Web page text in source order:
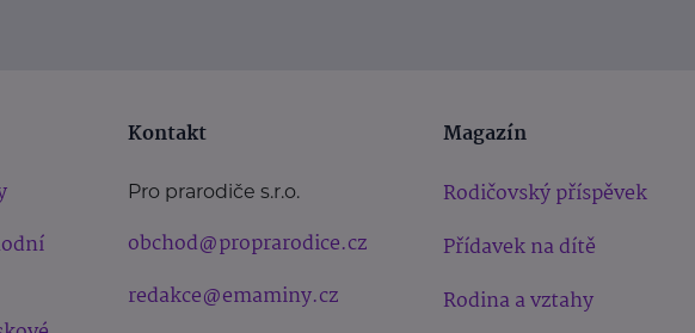
Kontakt
Pro prarodiče s.r.o.
obchod@proprarodice.cz
redakce@emaminy.cz
Magazín
Rodičovský příspěvek
Přídavek na dítě
Rodina a vztahy